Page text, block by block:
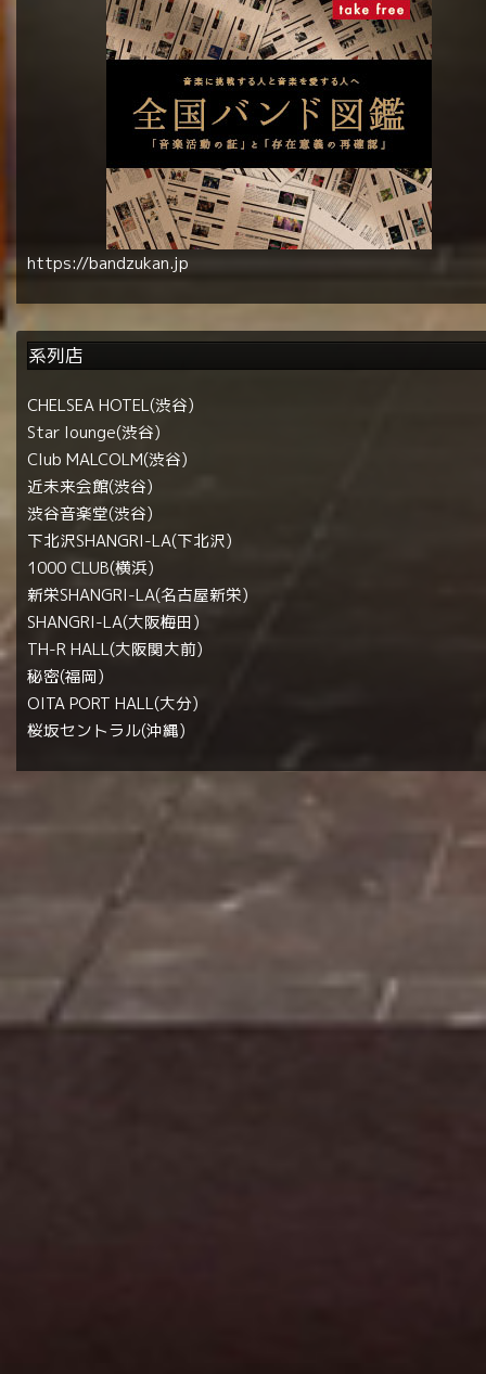
https://bandzukan.jp
系列店
CHELSEA HOTEL(渋谷)
Star lounge(渋谷)
Club MALCOLM(渋谷)
近未来会館(渋谷)
渋谷音楽堂(渋谷)
下北沢SHANGRI-LA(下北沢)
1000 CLUB(横浜)
新栄SHANGRI-LA(名古屋新栄)
SHANGRI-LA(大阪梅田)
TH-R HALL(大阪関大前)
秘密(福岡)
OITA PORT HALL(大分)
桜坂セントラル(沖縄)